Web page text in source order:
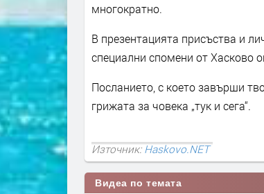
многократно.
В презентацията присъства и
специални спомени от Хасково
Посланието, с което завърши
грижата за човека „тук и сега“.
Източник:Haskovo.NET
Видеа по темата